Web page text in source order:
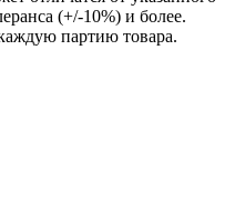
(+/-10%) и более.
партию товара.